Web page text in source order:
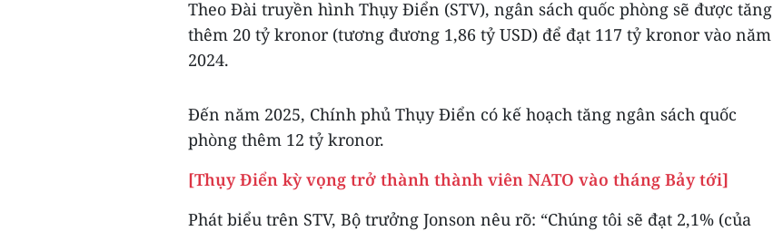
Theo Đài truyền hình Thụy Điển (STV), ngân sách quốc phòng sẽ được tăng
thêm 20 tỷ kronor (tương đương 1,86 tỷ USD) để đạt 117 tỷ kronor vào năm
2024.
Đến năm 2025, Chính phủ Thụy Điển có kế hoạch tăng ngân sách quốc
phòng thêm 12 tỷ kronor.
[Thụy Điển kỳ vọng trở thành thành viên NATO vào tháng Bảy tới]
Phát biểu trên STV, Bộ trưởng Jonson nêu rõ: “Chúng tôi sẽ đạt 2,1% (của